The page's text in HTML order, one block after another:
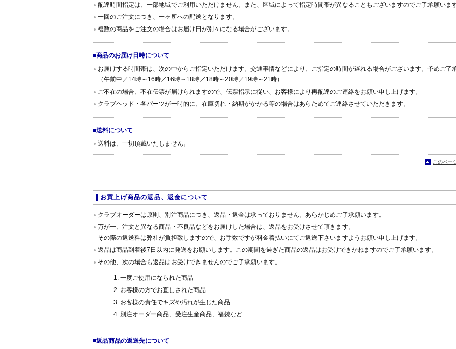
配達時間指定は、一部地域でご利用いただけません。また、区域によって指定時間帯が異なることもございますのでご了承願います
一回のご注文につき、一ヶ所への配送となります。
複数の商品をご注文の場合はお届け日が別々になる場合がございます。
■商品のお届け日時について
お届けする時間帯は、次の中からご指定いただけます。交通事情などにより、ご指定の時間が遅れる場合がございます。予めご了
（午前中／14時～16時／16時～18時／18時～20時／19時～21時）
ご不在の場合、不在伝票が届けられますので、伝票指示に従い、お客様により再配達のご連絡をお願い申し上げます。
クラブヘッド・各パーツが一時的に、在庫切れ・納期がかかる等の場合はあらためてご連絡させていただきます。
■送料について
送料は、一切頂戴いたしません。
このペー
お買上げ商品の返品、返金について
クラブオーダーは原則、別注商品につき、返品・返金は承っておりません。あらかじめご了承願います。
万が一、注文と異なる商品・不良品などをお届けした場合は、返品をお受けさせて頂きます。
その際の返送料は弊社が負担致しますので、お手数ですが料金着払いにてご返送下さいますようお願い申し上げます。
返品は商品到着後7日以内に発送をお願いします。この期間を過ぎた商品の返品はお受けできかねますのでご了承願います。
その他、次の場合も返品はお受けできませんのでご了承願います。
一度ご使用になられた商品
お客様の方でお直しされた商品
お客様の責任でキズや汚れが生じた商品
別注オーダー商品、受注生産商品、福袋など
■返品商品の返送先について